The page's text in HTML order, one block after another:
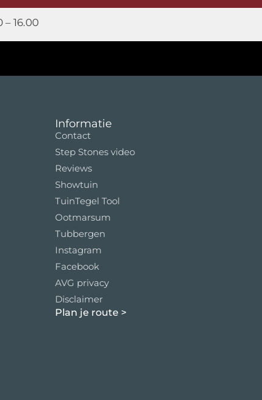
16.00
Informatie
Contact
Step Stones video
Reviews
Showtuin
TuinTegel Tool
Ootmarsum
Tubbergen
Instagram
Facebook
AVG privacy
Disclaimer
Plan je route >